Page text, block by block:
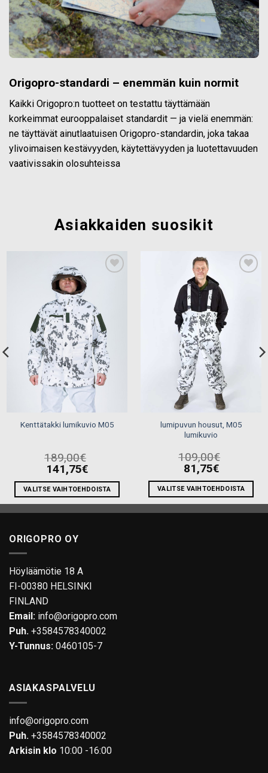
Origopro-standardi – enemmän kuin normit
Kaikki Origopro:n tuotteet on testattu täyttämään
korkeimmat eurooppalaiset standardit — ja vielä enemmän:
ne täyttävät ainutlaatuisen Origopro-standardin, joka takaa
ylivoimaisen kestävyyden, käytettävyyden ja luotettavuuden
vaativissakin olosuhteissa
Asiakkaiden suosikit
Kenttätakki lumikuvio M05
189,00€
141,75€
VALITSE VAIHTOEHDOISTA
Tällä
tuotteella
useampi
Voit
valinnat
sivulla.
lumipuvun housut, M05
lumikuvio
109,00€
81,75€
VALITSE VAIHTOEHDOISTA
Tällä
tuotteella
ORIGOPRO OY
Höyläämötie 18 A
FI-00380 HELSINKI
FINLAND
Email: info@origopro.com
Puh. +3584578340002
Y-Tunnus: 0460105-7
ASIAKASPALVELU
info@origopro.com
Puh. +3584578340002
Arkisin klo 10:00 -16:00